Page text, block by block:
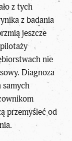
z tych
z badania
jeszcze
nie
Diagnoza
samych
przemyśleć od